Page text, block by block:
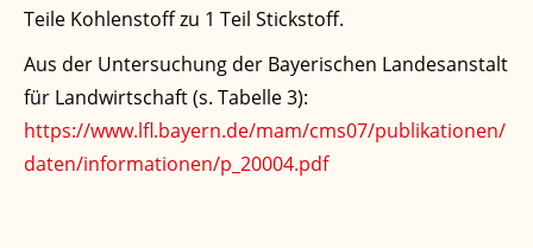
Teile Kohlenstoff zu 1 Teil Stickstoff.
Aus der Untersuchung der Bayerischen Landesanstalt
für Landwirtschaft (s. Tabelle 3):
https://www.lfl.bayern.de/mam/cms07/publikationen/
daten/informationen/p_20004.pdf